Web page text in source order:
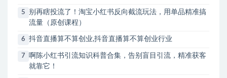
5
别再瞎投流了！淘宝小红书反向截流玩法，用单品精准搞
流量（原创课程）
6 抖音直播算不算创业,抖音直播算不算创业行业
7
啊陈小红书引流知识科普合集，告别盲目引流，精准获客
就靠它！